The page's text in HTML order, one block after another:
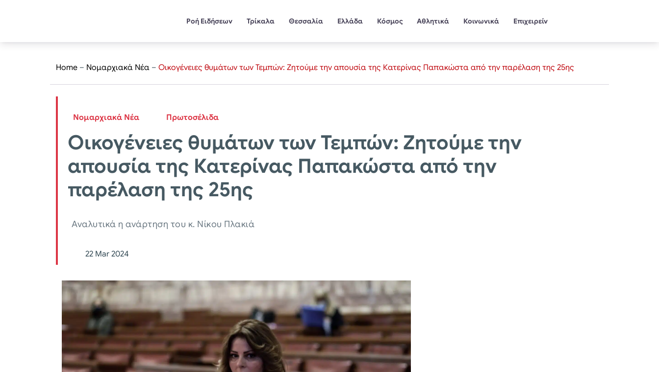
Ροή Ειδήσεων Τρίκαλα Θεσσαλία Ελλάδα Κόσμος Αθλητικά Κοινωνικά Επιχειρείν
Home – Νομαρχιακά Νέα – Οικογένειες θυμάτων των Τεμπών: Ζητούμε την απουσία της Κατερίνας Παπακώστα από την παρέλαση της 25ης
Νομαρχιακά Νέα Πρωτοσέλιδα
Οικογένειες θυμάτων των Τεμπών: Ζητούμε την
απουσία της Κατερίνας Παπακώστα από την
παρέλαση της 25ης
Αναλυτικά η ανάρτηση του κ. Νίκου Πλακιά
22 Mar 2024